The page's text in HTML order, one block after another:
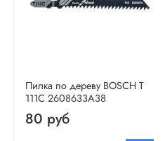
Пилка по дереву BOSCH Т
111C 2608633А38
80 руб